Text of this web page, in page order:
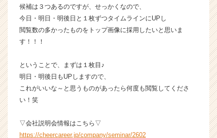
ら
ス
ウ
届
く
就
ト
候補は３つあるのですが、せっかくなので、
今日・明日・明後日と１枚ずつタイムラインにUPし
閲覧数の多かったものをトップ画像に採用したいと思いま
す！！！
ということで、まずは１枚目♪
明日・明後日もUPしますので、
これがいいな～と思うものがあったら何度も閲覧してくださ
い！笑
▽会社説明会情報はこちら▽
https://cheercareer.jp/company/seminar/2602